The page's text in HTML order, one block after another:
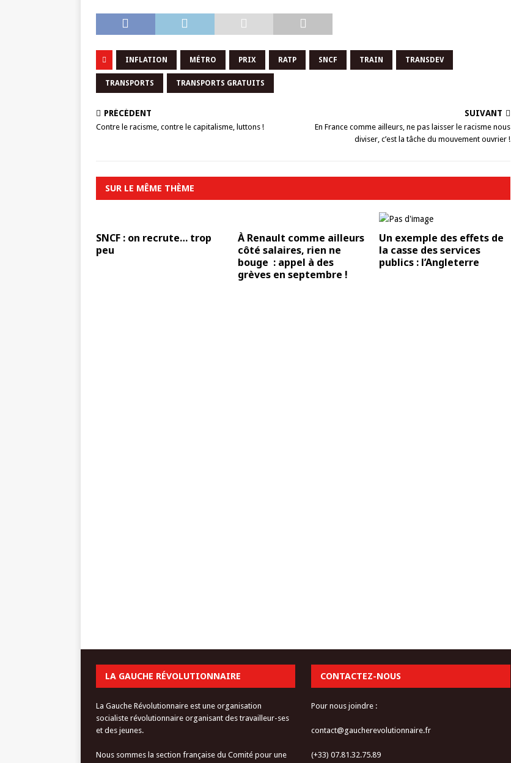
INFLATION MÉTRO PRIX RATP SNCF TRAIN TRANSDEV
TRANSPORTS TRANSPORTS GRATUITS
PRÉCÉDENT
Contre le racisme, contre le capitalisme, luttons !
SUIVANT
En France comme ailleurs, ne pas laisser le racisme nous
diviser, c’est la tâche du mouvement ouvrier !
SUR LE MÊME THÈME
SNCF : on recrute… trop
peu
À Renault comme ailleurs
côté salaires, rien ne
bouge : appel à des
grèves en septembre !
Un exemple des effets de
la casse des services
publics : l’Angleterre
LA GAUCHE RÉVOLUTIONNAIRE
La Gauche Révolutionnaire est une organisation
socialiste révolutionnaire organisant des travailleur-ses
et des jeunes.
Nous sommes la section française du Comité pour une
CONTACTEZ-NOUS
Pour nous joindre :
contact@gaucherevolutionnaire.fr
(+33) 07.81.32.75.89